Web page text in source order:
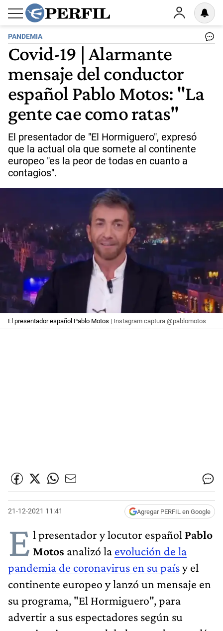
PANDEMIA
Covid-19 | Alarmante
mensaje del conductor
español Pablo Motos: "La
gente cae como ratas"
El presentador de "El Hormiguero", expresó
que la actual ola que somete al continente
europeo "es la peor de todas en cuanto a
contagios".
El presentador español Pablo Motos | Instagram captura @pablomotos
21-12-2021 11:41 Agregar PERFIL en Google
E l presentador y locutor español Pablo
Motos analizó la evolución de la
pandemia de coronavirus en su paísy el
continente europeo y lanzó un mensaje en
su programa, "El Hormiguero", para
advertir a sus espectadores según su